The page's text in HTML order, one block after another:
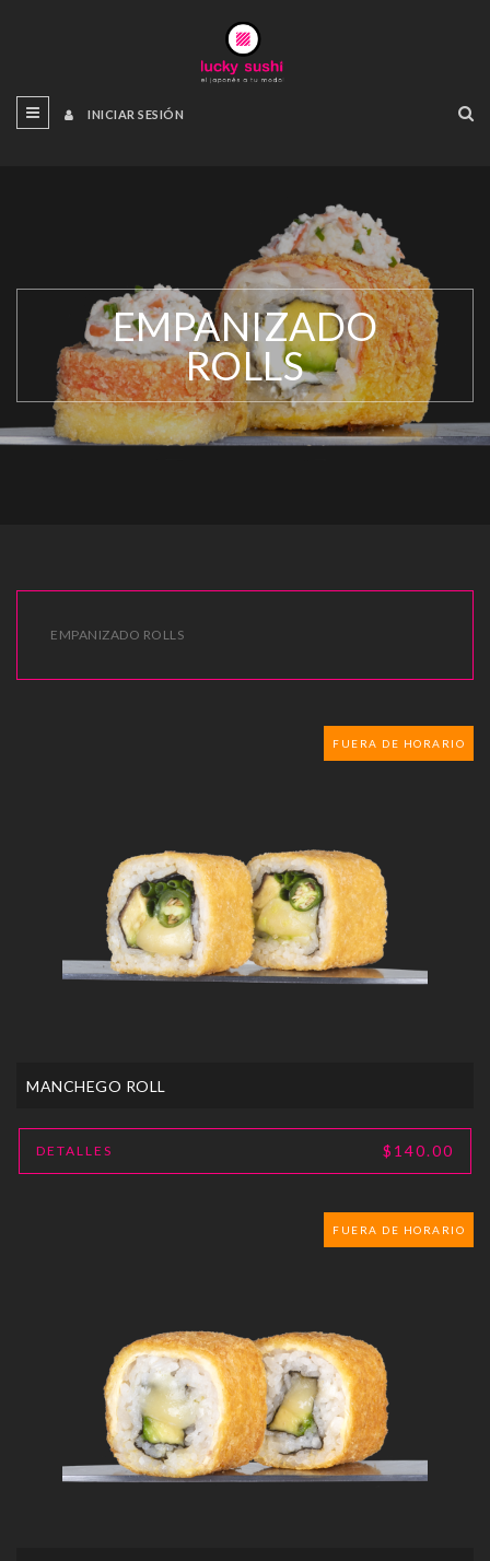
INICIAR SESIÓN
EMPANIZADO
ROLLS
EMPANIZADO ROLLS
FUERA DE HORARIO
MANCHEGO ROLL
DETALLES $140.00
FUERA DE HORARIO